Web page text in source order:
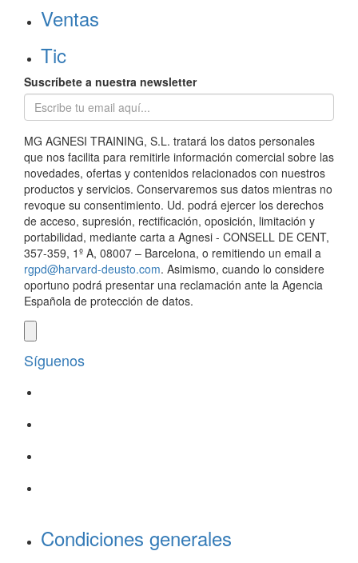
Ventas
Tic
Suscríbete a nuestra newsletter
MG AGNESI TRAINING, S.L. tratará los datos personales
que nos facilita para remitirle información comercial sobre las
novedades, ofertas y contenidos relacionados con nuestros
productos y servicios. Conservaremos sus datos mientras no
revoque su consentimiento. Ud. podrá ejercer los derechos
de acceso, supresión, rectificación, oposición, limitación y
portabilidad, mediante carta a Agnesi - CONSELL DE CENT,
357-359, 1º A, 08007 – Barcelona, o remitiendo un email a
rgpd@harvard-deusto.com. Asimismo, cuando lo considere
oportuno podrá presentar una reclamación ante la Agencia
Española de protección de datos.
Síguenos
Condiciones generales